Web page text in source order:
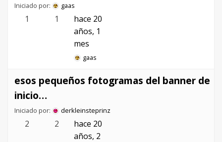
Iniciado por: gaas
1 1
hace 20
años, 1
mes
gaas
esos pequeños fotogramas del banner de
inicio…
Iniciado por: derkleinsteprinz
2 2
hace 20
años, 2